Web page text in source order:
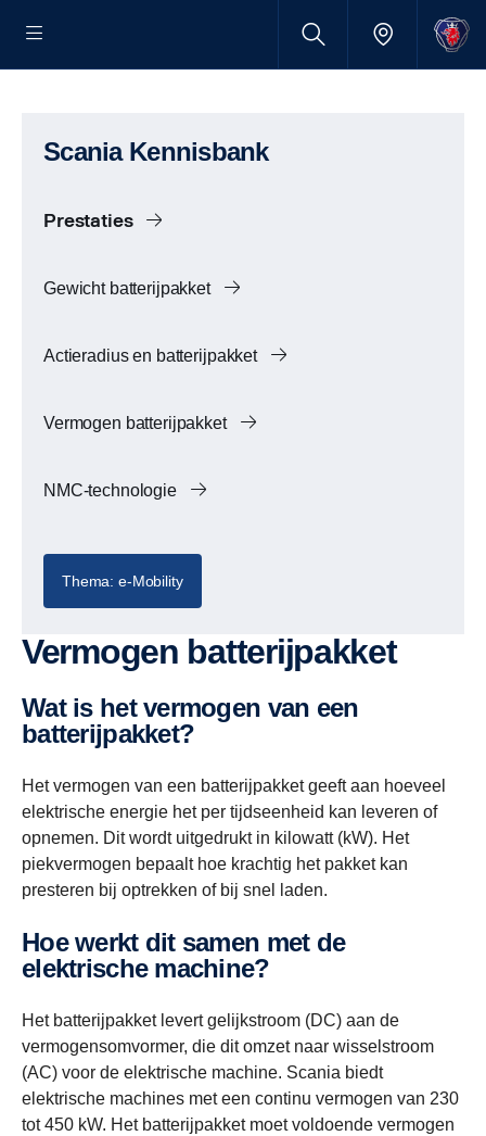
Scania Kennisbank
Prestaties
Gewicht batterijpakket
Actieradius en batterijpakket
Vermogen batterijpakket
NMC-technologie
Thema: e-Mobility
Vermogen batterijpakket
Wat is het vermogen van een
batterijpakket?
Het vermogen van een batterijpakket geeft aan hoeveel
elektrische energie het per tijdseenheid kan leveren of
opnemen. Dit wordt uitgedrukt in kilowatt (kW). Het
piekvermogen bepaalt hoe krachtig het pakket kan
presteren bij optrekken of bij snel laden.
Hoe werkt dit samen met de
elektrische machine?
Het batterijpakket levert gelijkstroom (DC) aan de
vermogensomvormer, die dit omzet naar wisselstroom
(AC) voor de elektrische machine. Scania biedt
elektrische machines met een continu vermogen van 230
tot 450 kW. Het batterijpakket moet voldoende vermogen